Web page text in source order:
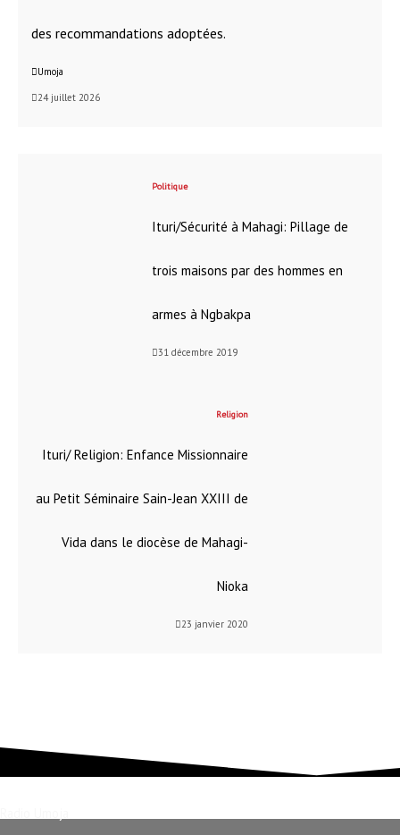
des recommandations adoptées.
Umoja
24 juillet 2026
Politique
Ituri/Sécurité à Mahagi: Pillage de
trois maisons par des hommes en
armes à Ngbakpa
31 décembre 2019
Religion
Ituri/ Religion: Enfance Missionnaire
au Petit Séminaire Sain-Jean XXIII de
Vida dans le diocèse de Mahagi-
Nioka
23 janvier 2020